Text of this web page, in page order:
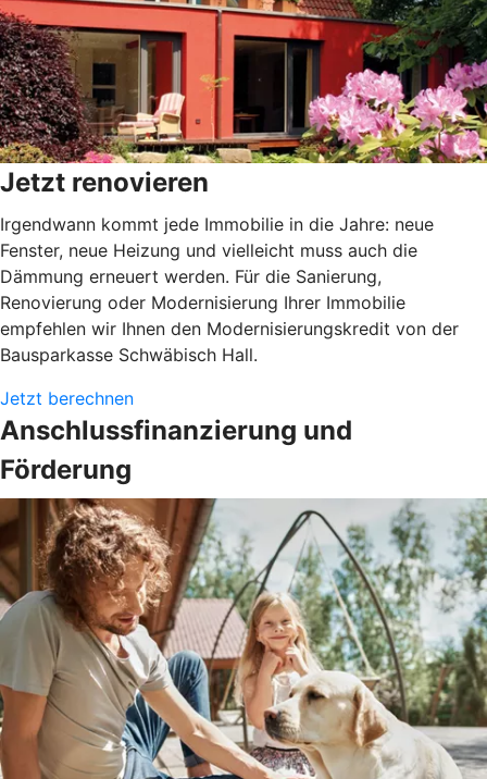
Jetzt renovieren
Irgendwann kommt jede Immobilie in die Jahre: neue
Fenster, neue Heizung und vielleicht muss auch die
Dämmung erneuert werden. Für die Sanierung,
Renovierung oder Modernisierung Ihrer Immobilie
empfehlen wir Ihnen den Modernisierungskredit von der
Bausparkasse Schwäbisch Hall.
Jetzt berechnen
Anschlussfinanzierung und
Förderung